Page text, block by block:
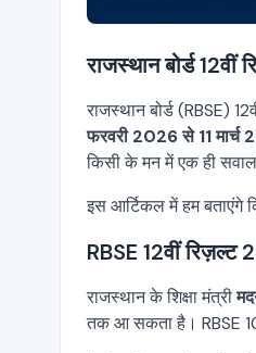
राजस्थान बोर्ड
राजस्थान बोर्ड (RBSE)
फरवरी 2026 से 11 मार्च
किसी के मन में एक ही
इस आर्टिकल में हम बताएंगे
RBSE 12वीं
राजस्थान के शिक्षा मंत्री
तक आ सकता है। RBSE